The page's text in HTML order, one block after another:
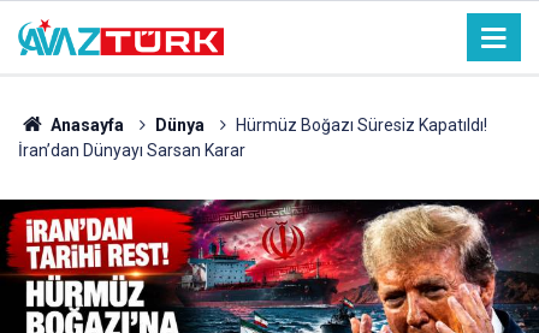
Anasayfa Dünya
Hürmüz Boğazı Süresiz Kapatıldı!
İran’dan Dünyayı Sarsan Karar